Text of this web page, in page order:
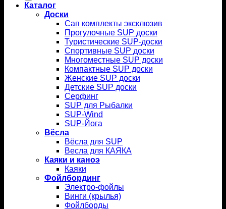
Каталог
Доски
Сап комплекты эксклюзив
Прогулочные SUP доски
Туристические SUP-доски
Спортивные SUP доски
Многоместные SUP доски
Компактные SUP доски
Женские SUP доски
Детские SUP доски
Серфинг
SUP для Рыбалки
SUP-Wind
SUP-Йога
Вёсла
Вёсла для SUP
Весла для КАЯКА
Каяки и каноэ
Каяки
Фойлбординг
Электро-фойлы
Винги (крылья)
Фойлборды